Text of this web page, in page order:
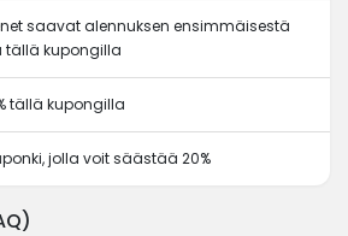
saavat alennuksen ensimmäisestä
tällä kupongilla
tällä kupongilla
jolla voit säästää 20%